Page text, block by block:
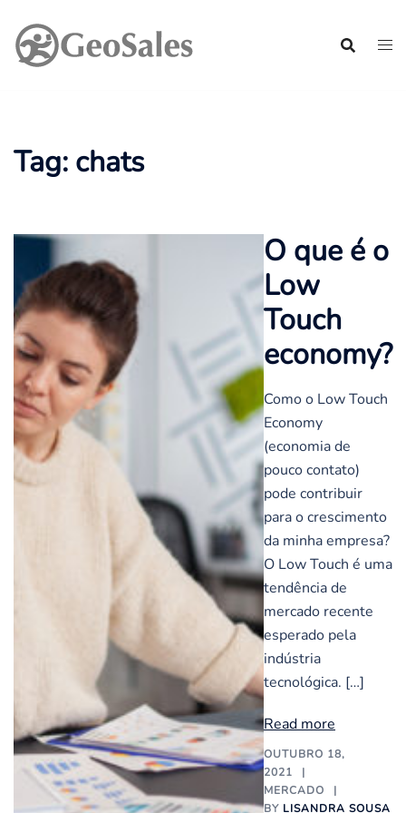
para
Tag: chats
O que é o
Low
Touch
economy?
Como o Low Touch
Economy
(economia de
pouco contato)
pode contribuir
para o crescimento
da minha empresa?
O Low Touch é uma
tendência de
mercado recente
esperado pela
indústria
tecnológica. […]
Read more
OUTUBRO 18,
2021
MERCADO
BY LISANDRA SOUSA